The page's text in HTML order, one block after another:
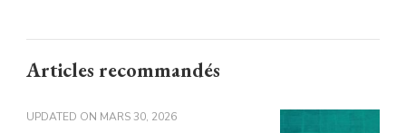
Articles recommandés
UPDATED ON MARS 30, 2026